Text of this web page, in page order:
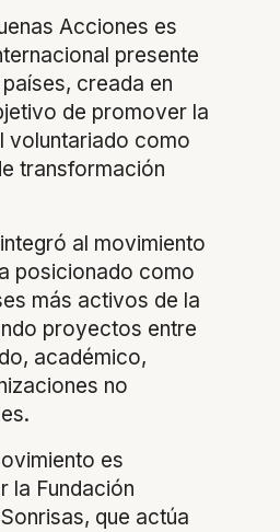
Acciones es
presente
creada en
de promover la
voluntariado como
transformación
al movimiento
posicionado como
más activos de la
proyectos entre
académico,
no
es
la Fundación
que actúa